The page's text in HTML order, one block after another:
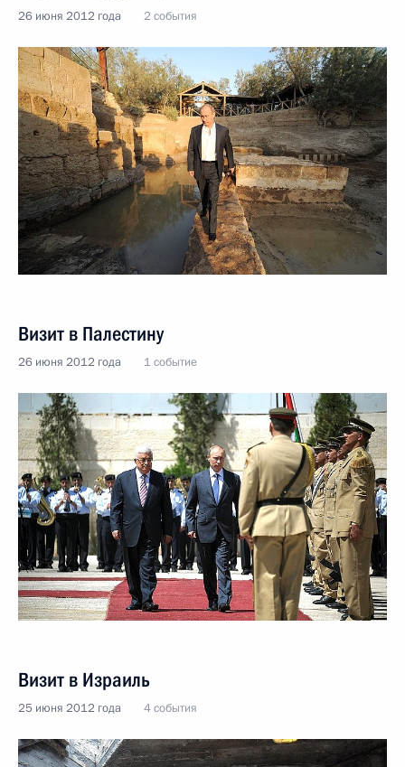
26 июня 2012 года 2 события
Визит в Палестину
26 июня 2012 года 1 событие
Визит в Израиль
25 июня 2012 года 4 события